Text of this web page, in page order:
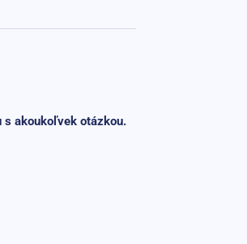
s akoukoľvek otázkou.